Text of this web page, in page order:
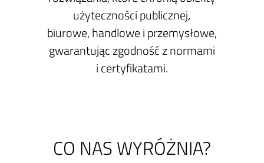
użyteczności publicznej,
biurowe, handlowe i przemysłowe,
gwarantując zgodność z normami
i certyfikatami.
CO NAS WYRÓŻNIA?